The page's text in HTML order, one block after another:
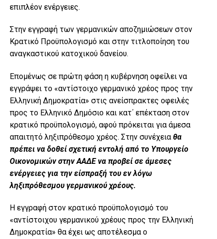
επιπλέον ενέργειες.
Στην εγγραφή των γερμανικών αποζημιώσεων στον
Κρατικό Προϋπολογισμό και στην τιτλοποίηση του
αναγκαστικού κατοχικού δανείου.
Επομένως σε πρώτη φάση η κυβέρνηση οφείλει να
εγγράψει το «αντίστοιχο γερμανικό χρέος προς την
Ελληνική Δημοκρατία» στις ανείσπρακτες οφειλές
προς το Ελληνικό Δημόσιο και κατ΄ επέκταση στον
κρατικό προϋπολογισμό, αφού πρόκειται για άμεσα
απαιτητό ληξιπρόθεσμο χρέος. Στην συνέχειαθα
πρέπει να δοθεί σχετική εντολή από το Υπουργείο
Οικονομικών στην ΑΑΔΕ να προβεί σε άμεσες
ενέργειες για την είσπραξή του εν λόγω
ληξιπρόθεσμου γερμανικού χρέους.
Η εγγραφή στον κρατικό προϋπολογισμό του
«αντίστοιχου γερμανικού χρέους προς την Ελληνική
Δημοκρατία» θα έχει ως αποτέλεσμα ο